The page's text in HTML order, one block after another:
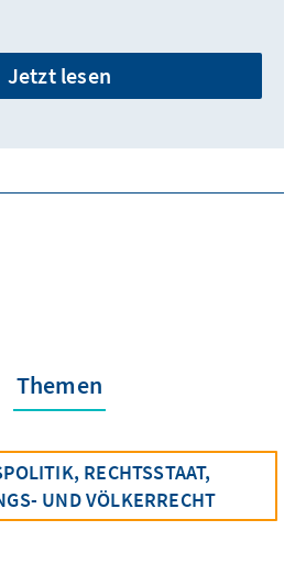
Jetzt lesen
Themen
RECHTSSTAAT,
UND VÖLKERRECHT